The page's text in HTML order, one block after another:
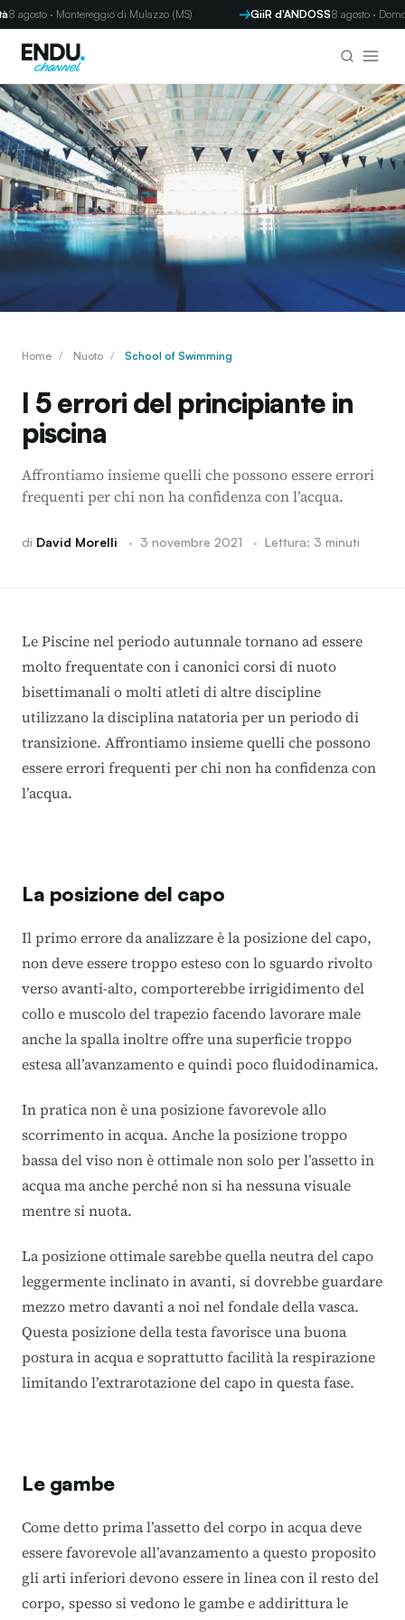
· Montereggio di Mulazzo (MS) GiiR d'ANDOSS8 agosto · Domodossola
Home / Nuoto / School of Swimming
I 5 errori del principiante in
piscina
Affrontiamo insieme quelli che possono essere errori
frequenti per chi non ha confidenza con l’acqua.
di David Morelli · 3 novembre 2021 · Lettura: 3 minuti
Le Piscine nel periodo autunnale tornano ad essere
molto frequentate con i canonici corsi di nuoto
bisettimanali o molti atleti di altre discipline
utilizzano la disciplina natatoria per un periodo di
transizione. Affrontiamo insieme quelli che possono
essere errori frequenti per chi non ha confidenza con
l’acqua.
La posizione del capo
Il primo errore da analizzare è la posizione del capo,
non deve essere troppo esteso con lo sguardo rivolto
verso avanti-alto, comporterebbe irrigidimento del
collo e muscolo del trapezio facendo lavorare male
anche la spalla inoltre offre una superficie troppo
estesa all’avanzamento e quindi poco fluidodinamica.
In pratica non è una posizione favorevole allo
scorrimento in acqua. Anche la posizione troppo
bassa del viso non è ottimale non solo per l’assetto in
acqua ma anche perché non si ha nessuna visuale
mentre si nuota.
La posizione ottimale sarebbe quella neutra del capo
leggermente inclinato in avanti, si dovrebbe guardare
mezzo metro davanti a noi nel fondale della vasca.
Questa posizione della testa favorisce una buona
postura in acqua e soprattutto facilità la respirazione
limitando l’extrarotazione del capo in questa fase.
Le gambe
Come detto prima l’assetto del corpo in acqua deve
essere favorevole all’avanzamento a questo proposito
gli arti inferiori devono essere in linea con il resto del
corpo, spesso si vedono le gambe e addirittura le